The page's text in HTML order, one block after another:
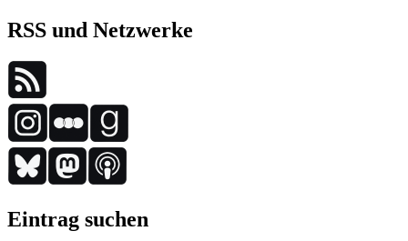
RSS und Netzwerke
Eintrag suchen